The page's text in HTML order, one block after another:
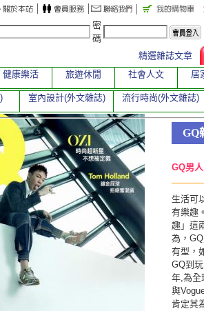
GQ
GQ男
生活可
有樂趣
趣」這
為，
有型，
GQ到
年,為全
與
肯定其
密
碼
精選雜誌文章
健康樂活 旅遊休閒 社會人文 居
室內設計(外文雜誌) 流行時尚(外文雜誌)